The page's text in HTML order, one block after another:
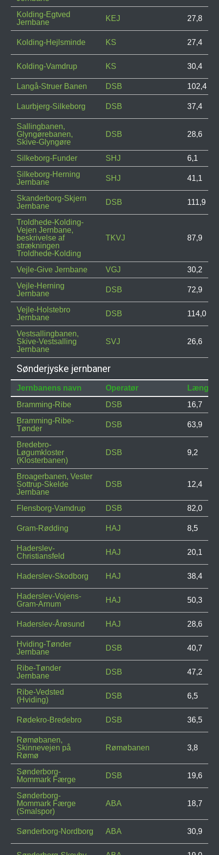
Kolding-Egtved
Jernbane
KEJ 27,8
Kolding-Hejlsminde KS 27,4
Kolding-Vamdrup KS 30,4
Langå-Struer Banen DSB 102,4
Laurbjerg-Silkeborg DSB 37,4
Sallingbanen,
Glyngørebanen,
Skive-Glyngøre
DSB 28,6
Silkeborg-Funder SHJ
6,1
Silkeborg-Herning
Jernbane
SHJ 41,1
Skanderborg-Skjern
Jernbane
DSB 111,9
Troldhede-Kolding-
Vejen Jernbane,
beskrivelse af
strækningen
Troldhede-Kolding
TKVJ 87,9
Vejle-Give Jernbane VGJ
30,2
Vejle-Herning
Jernbane
DSB 72,9
Vejle-Holstebro
Jernbane
DSB 114,0
Vestsallingbanen,
Skive-Vestsalling
Jernbane
SVJ 26,6
Sønderjyske jernbaner
Jernbanens navn Operatør
Længde
Bramming-Ribe
DSB
16,7
Bramming-Ribe-
Tønder
DSB 63,9
Bredebro-
Løgumkloster
(Klosterbanen)
DSB 9,2
Broagerbanen, Vester
Sottrup-Skelde
Jernbane
DSB 12,4
Flensborg-Vamdrup DSB 82,0
Gram-Rødding HAJ 8,5
Haderslev-
Christiansfeld
HAJ 20,1
Haderslev-Skodborg HAJ 38,4
Haderslev-Vojens-
Gram-Arnum
HAJ 50,3
Haderslev-Årøsund HAJ 28,6
Hviding-Tønder
Jernbane
DSB 40,7
Ribe-Tønder
Jernbane
DSB 47,2
Ribe-Vedsted
(Hviding)
DSB 6,5
Rødekro-Bredebro DSB 36,5
Rømøbanen,
Skinnevejen på
Rømø
Rømøbanen 3,8
Sønderborg-
Mommark Færge
DSB 19,6
Sønderborg-
Mommark Færge
(Smalspor)
ABA 18,7
Sønderborg-Nordborg ABA 30,9